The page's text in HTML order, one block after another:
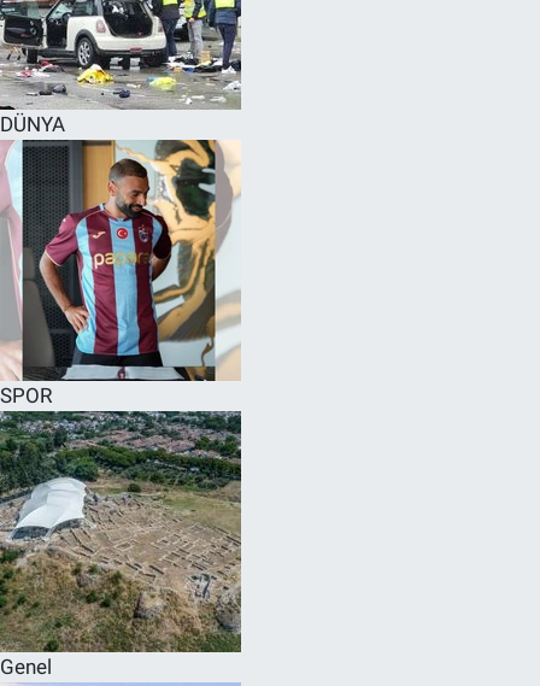
DÜNYA
SPOR
Genel